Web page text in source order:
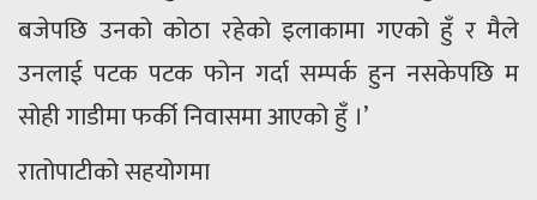
बजेपछि उनको कोठा रहेको इलाकामा गएको हुँ र मैले
उनलाई पटक पटक फोन गर्दा सम्पर्क हुन नसकेपछि म
सोही गाडीमा फर्की निवासमा आएको हुँ ।’
रातोपाटीको सहयोगमा